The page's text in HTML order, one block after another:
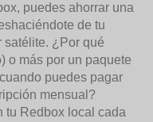
puedes ahorrar una
de tu
satélite. ¿Por qué
o más por un paquete
puedes pagar
mensual?
tu Redbox local cada